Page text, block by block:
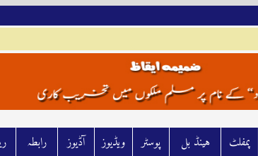
رابطہ آڈيوز ويڈيوز پوسٹر ہينڈ بل پمفلٹ